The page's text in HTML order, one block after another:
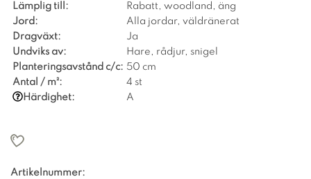
Lämplig till:
Rabatt, woodland, äng
Jord:
Alla jordar, väldränerat
Dragväxt:
Ja
Undviks av:
Hare, rådjur, snigel
Planteringsavstånd c/c: 50 cm
Antal / m²:
4 st
Härdighet:
A
Artikelnummer: